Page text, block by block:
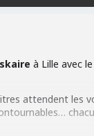
à Lille avec
attendent les